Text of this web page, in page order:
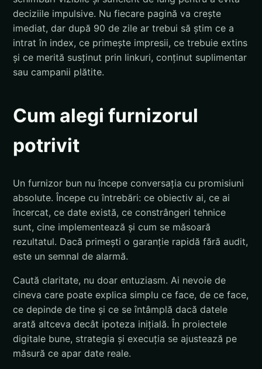
deciziile impulsive. Nu fiecare pagină va crește
imediat, dar după 90 de zile ar trebui să știm ce a
intrat în index, ce primește impresii, ce trebuie extins
și ce merită susținut prin linkuri, conținut suplimentar
sau campanii plătite.
Cum alegi furnizorul
potrivit
Un furnizor bun nu începe conversația cu promisiuni
absolute. Începe cu întrebări: ce obiectiv ai, ce ai
încercat, ce date există, ce constrângeri tehnice
sunt, cine implementează și cum se măsoară
rezultatul. Dacă primești o garanție rapidă fără audit,
este un semnal de alarmă.
Caută claritate, nu doar entuziasm. Ai nevoie de
cineva care poate explica simplu ce face, de ce face,
ce depinde de tine și ce se întâmplă dacă datele
arată altceva decât ipoteza inițială. În proiectele
digitale bune, strategia și execuția se ajustează pe
măsură ce apar date reale.